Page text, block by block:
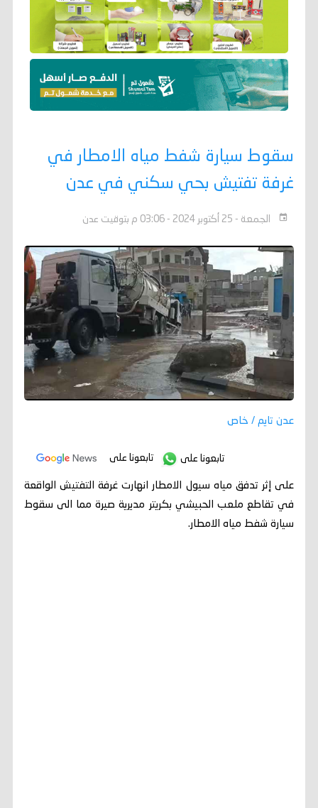
سقوط سيارة شفط مياه الامطار في
غرفة تفتيش بحي سكني في عدن
الجمعة - 25 أكتوبر 2024 - 03:06 م بتوقيت عدن
عدن تايم / خاص
تابعونا على تابعونا على
على إثر تدفق مياه سيول الامطار انهارت غرفة التفتيش الواقعة
في تقاطع ملعب الحبيشي بكريتر مديرية صيرة مما الى سقوط
سيارة شفط مياه الامطار.